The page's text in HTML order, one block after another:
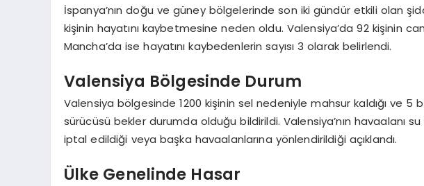
İspanya’nın doğu ve güney bölgelerinde son iki gündür etkili olan
kişinin hayatını kaybetmesine neden oldu. Valensiya’da 92 kişinin
Mancha’da ise hayatını kaybedenlerin sayısı 3 olarak belirlendi.
Valensiya Bölgesinde Durum
Valensiya bölgesinde 1200 kişinin sel nedeniyle mahsur kaldığı ve
sürücüsü bekler durumda olduğu bildirildi. Valensiya’nın havaalanı
iptal edildiği veya başka havaalanlarına yönlendirildiği açıklandı.
Ülke Genelinde Hasar